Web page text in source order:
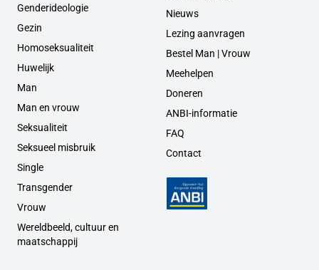
Genderideologie
Gezin
Homoseksualiteit
Huwelijk
Man
Man en vrouw
Seksualiteit
Seksueel misbruik
Single
Transgender
Vrouw
Wereldbeeld, cultuur en
maatschappij
Nieuws
Lezing aanvragen
Bestel Man | Vrouw
Meehelpen
Doneren
ANBI-informatie
FAQ
Contact